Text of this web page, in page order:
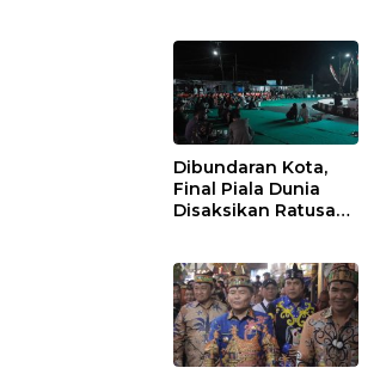
Dibundaran Kota,
Final Piala Dunia
Disaksikan Ratusan